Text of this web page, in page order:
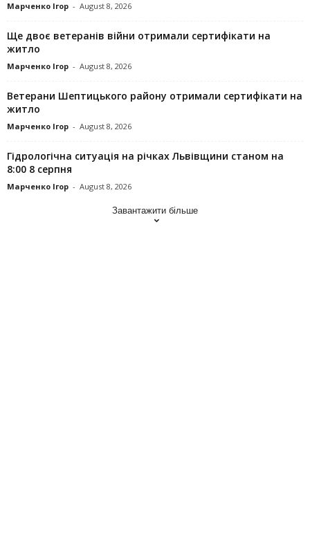
Марченко Ігор - August 8, 2026
Ще двоє ветеранів війни отримали сертифікати на
житло
Марченко Ігор - August 8, 2026
Ветерани Шептицького району отримали сертифікати на
житло
Марченко Ігор - August 8, 2026
Гідрологічна ситуація на річках Львівщини станом на
8:00 8 серпня
Марченко Ігор - August 8, 2026
Завантажити більше